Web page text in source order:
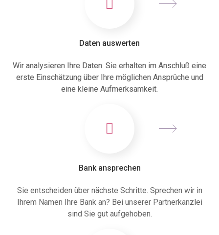
Daten auswerten
Wir analysieren Ihre Daten. Sie erhalten im Anschluß eine
erste Einschätzung über Ihre möglichen Ansprüche und
eine kleine Aufmerksamkeit.
Bank ansprechen
Sie entscheiden über nächste Schritte. Sprechen wir in
Ihrem Namen Ihre Bank an? Bei unserer Partnerkanzlei
sind Sie gut aufgehoben.